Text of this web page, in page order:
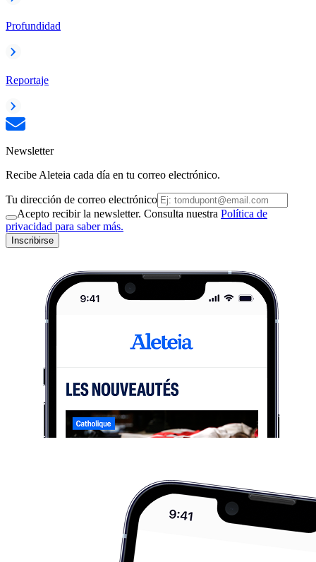
Profundidad
Reportaje
Newsletter
Recibe Aleteia cada día en tu correo electrónico.
Tu dirección de correo electrónico
Acepto recibir la newsletter. Consulta nuestra Política de
privacidad para saber más.
Inscribirse